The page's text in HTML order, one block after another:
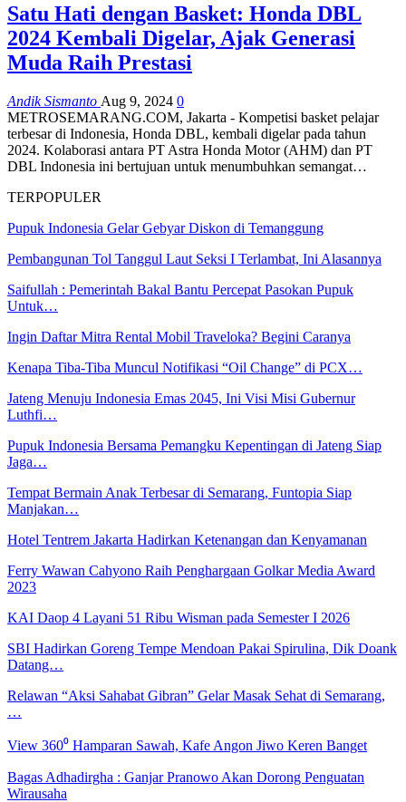
Satu Hati dengan Basket: Honda DBL
2024 Kembali Digelar, Ajak Generasi
Muda Raih Prestasi
Andik Sismanto Aug 9, 2024 0
METROSEMARANG.COM, Jakarta - Kompetisi basket pelajar
terbesar di Indonesia, Honda DBL, kembali digelar pada tahun
2024. Kolaborasi antara PT Astra Honda Motor (AHM) dan PT
DBL Indonesia ini bertujuan untuk menumbuhkan semangat…
TERPOPULER
Pupuk Indonesia Gelar Gebyar Diskon di Temanggung
Pembangunan Tol Tanggul Laut Seksi I Terlambat, Ini Alasannya
Saifullah : Pemerintah Bakal Bantu Percepat Pasokan Pupuk
Untuk…
Ingin Daftar Mitra Rental Mobil Traveloka? Begini Caranya
Kenapa Tiba-Tiba Muncul Notifikasi “Oil Change” di PCX…
Jateng Menuju Indonesia Emas 2045, Ini Visi Misi Gubernur
Luthfi…
Pupuk Indonesia Bersama Pemangku Kepentingan di Jateng Siap
Jaga…
Tempat Bermain Anak Terbesar di Semarang, Funtopia Siap
Manjakan…
Hotel Tentrem Jakarta Hadirkan Ketenangan dan Kenyamanan
Ferry Wawan Cahyono Raih Penghargaan Golkar Media Award
2023
KAI Daop 4 Layani 51 Ribu Wisman pada Semester I 2026
SBI Hadirkan Goreng Tempe Mendoan Pakai Spirulina, Dik Doank
Datang…
Relawan “Aksi Sahabat Gibran” Gelar Masak Sehat di Semarang,
…
View 360⁰ Hamparan Sawah, Kafe Angon Jiwo Keren Banget
Bagas Adhadirgha : Ganjar Pranowo Akan Dorong Penguatan
Wirausaha